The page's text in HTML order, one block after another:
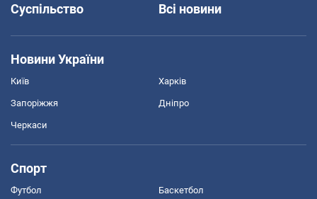
Суспільство
Всі новини
Новини України
Київ Харків
Запоріжжя Дніпро
Черкаси
Спорт
Футбол Баскетбол